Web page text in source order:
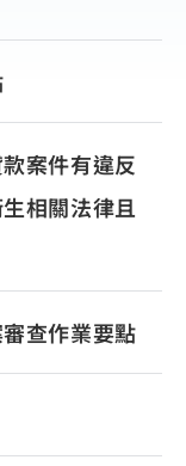
案件有違反
相關法律且
查作業要點